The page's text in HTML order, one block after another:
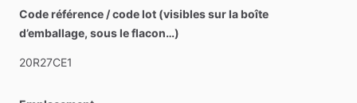
Code référence / code lot (visibles sur la boîte
d’emballage, sous le flacon…)
20R27CE1